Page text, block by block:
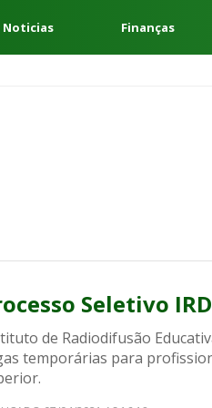
Finanças
Seletivo
de Radiodifusão
temporárias para